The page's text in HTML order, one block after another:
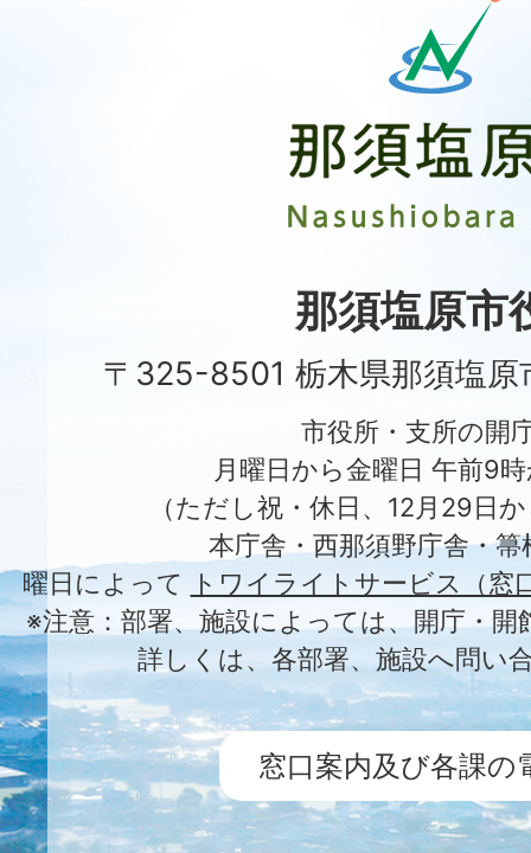
原
市
City
那須塩原市
〒325-8501 栃木県那須塩原
市役所・支所の開
月曜日から金曜日 午前9
（ただし祝・休日、12月29日
本庁舎・西那須野庁舎・
曜日によって
トワイライトサービス（窓
※注意：部署、施設によっては、開庁・
詳しくは、各部署、施設へ問い
窓口案内及び各課の